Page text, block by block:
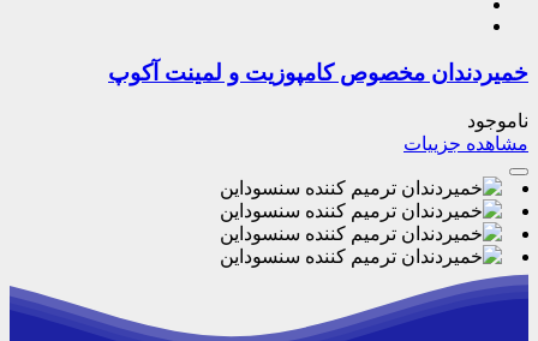
خمیردندان مخصوص کامپوزیت و لمینت آکوپ
ناموجود
مشاهده جزییات